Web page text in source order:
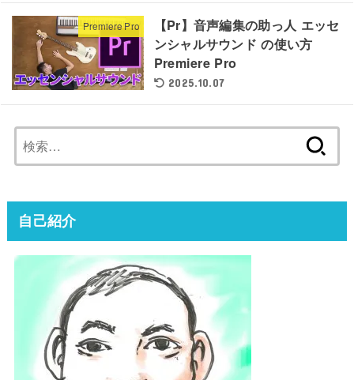
Premiere Pro
【Pr】音声編集の助っ人 エッセ
ンシャルサウンド の使い方
Premiere Pro
2025.10.07
索:
自己紹介